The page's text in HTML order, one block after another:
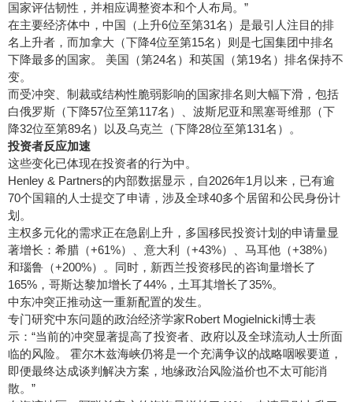
国家评估韧性，并相应调整资本和个人布局。”
在主要经济体中，中国（上升6位至第31名）是最引人注目的排
名上升者，而加拿大（下降4位至第15名）则是七国集团中排名
下降最多的国家。 美国（第24名）和英国（第19名）排名保持不
变。
而受冲突、制裁或结构性脆弱影响的国家排名则大幅下滑，包括
白俄罗斯（下降57位至第117名）、波斯尼亚和黑塞哥维那（下
降32位至第89名）以及乌克兰（下降28位至第131名）。
投资者反应加速
这些变化已体现在投资者的行为中。
Henley & Partners的内部数据显示，自2026年1月以来，已有逾
70个国籍的人士提交了申请，涉及全球40多个居留和公民身份计
划。
主权多元化的需求正在急剧上升，多国移民投资计划的申请量显
著增长：希腊（+61%）、意大利（+43%）、马耳他（+38%）
和瑙鲁（+200%）。同时，新西兰投资移民的咨询量增长了
165%，哥斯达黎加增长了44%，土耳其增长了35%。
中东冲突正推动这一重新配置的发生。
专门研究中东问题的政治经济学家Robert Mogielnicki博士表
示：“当前的冲突显著提高了投资者、政府以及全球流动人士所面
临的风险。 霍尔木兹海峡仍将是一个充满争议的战略咽喉要道，
即便最终达成谈判解决方案，地缘政治风险溢价也不太可能消
散。”